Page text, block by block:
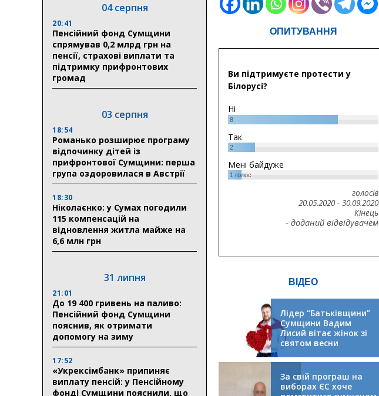
04 серпня
20:41
Пенсійний фонд Сумщини
спрямував 0,2 млрд грн на
пенсії, страхові виплати та
підтримку прифронтових
громад
03 серпня
18:54
Романько розширює програму
відпочинку дітей із
прифронтової Сумщини: перша
група оздоровилася в Австрії
18:30
Ніколаєнко: у Сумах погодили
115 компенсацій на
відновлення житла майже на
6,6 млн грн
31 липня
21:01
До 19 400 гривень на паливо:
Пенсійний фонд Сумщини
пояснив, як отримати
допомогу на зиму
17:52
«Укрексімбанк» припиняє
виплату пенсій: у Пенсійному
фонді Сумщини пояснили, що
ОПИТУВАННЯ
Ви підтримуєте протести у
Білорусі?
Ні
8
Так
2
Мені байдуже
1голос
голосів
20.05.2020- 30.09.2020
Кінець
- доданий відвідувачем
ВІДЕО
Лідер “Батьківщини”
Сумщини Вадим
Лисий вітає жінок зі
святом весни
За свій програш на
виборах ЄС хоче